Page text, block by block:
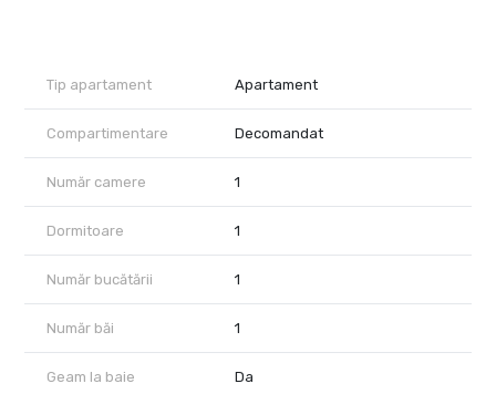
loc doar al tău!
Tip apartament Apartament
Compartimentare Decomandat
Număr camere 1
Dormitoare 1
Număr bucătării 1
Număr băi 1
Geam la baie Da